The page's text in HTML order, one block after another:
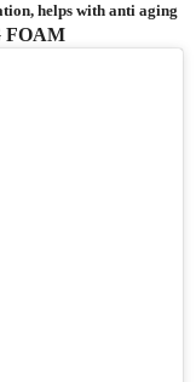
helps with anti aging
FOAM